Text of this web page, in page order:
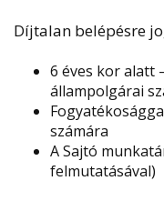
Díjtalan belépésre
6 éves kor alatt
állampolgárai
számára
A Sajtó
felmutatásával)